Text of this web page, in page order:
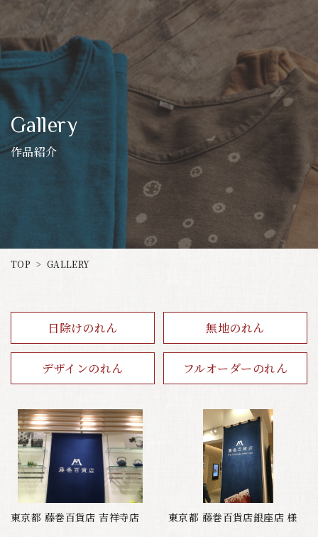
Gallery
作品紹介
TOP > GALLERY
日除けのれん 無地のれん
デザインのれん フルオーダーのれん
東京都 藤巻百貨店 吉祥寺店 東京都 藤巻百貨店銀座店 様